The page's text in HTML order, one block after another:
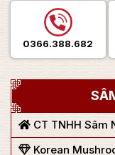
0366.388.682
CT TNHH Sâm
Korean